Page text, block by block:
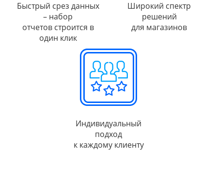
Быстрый срез данных
– набор
отчетов строится в
один клик
Широкий спектр
решений
для магазинов
Индивидуальный
подход
к каждому клиенту